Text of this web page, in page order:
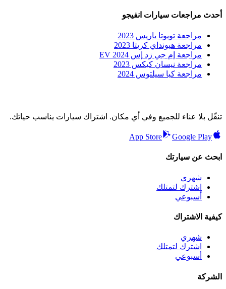
أحدث مراجعات سيارات انفيجو
مراجعة تويوتا ياريس 2023
مراجعة هيونداي كريتا 2023
مراجعة إم جي زد إس EV 2024
مراجعة نيسان كيكس 2023
مراجعة كيا سيلتوس 2024
تنقّل بلا عناء للجميع وفي أي مكان. اشتراك سيارات يناسب حياتك.
App Store Google Play
ابحث عن سيارتك
شهري
اشترك لتمتلك
أسبوعي
كيفية الاشتراك
شهري
اشترك لتمتلك
أسبوعي
الشركة